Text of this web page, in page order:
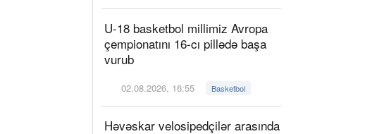
U-18 basketbol millimiz Avropa
çempionatını 16-cı pillədə başa
vurub
02.08.2026, 16:55 Basketbol
Həvəskar velosipedçilər arasında